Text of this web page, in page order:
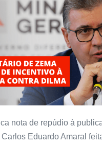
nota de repúdio à
Eduardo Amaral